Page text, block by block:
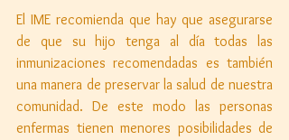
El IME recomienda que hay que asegurarse
de que su hijo tenga al día todas las
inmunizaciones recomendadas es también
una manera de preservar la salud de nuestra
comunidad. De este modo las personas
enfermas tienen menores posibilidades de